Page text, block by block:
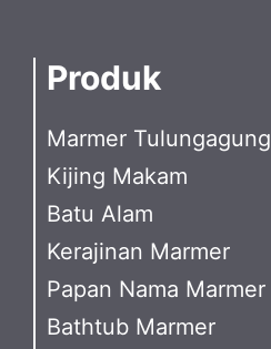
Produk
Marmer Tulungagung
Kijing Makam
Batu Alam
Kerajinan Marmer
Papan Nama Marmer
Bathtub Marmer